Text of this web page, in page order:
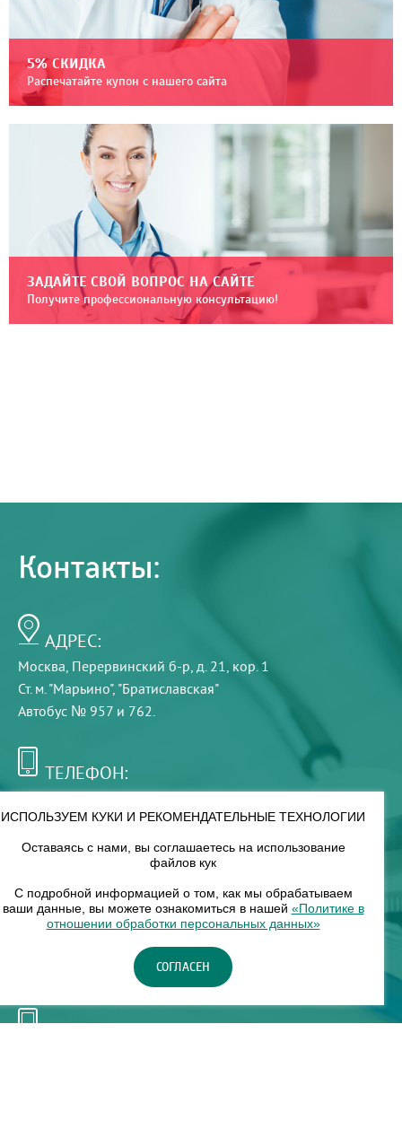
5% СКИДКА
Распечатайте купон с нашего сайта
ЗАДАЙТЕ СВОЙ ВОПРОС НА САЙТЕ
Получите профессиональную консультацию!
Контакты:
АДРЕС:
Москва, Перервинский б-р, д. 21, кор. 1
Ст. м. "Марьино", "Братиславская"
Автобус № 957 и 762.
ТЕЛЕФОН:
РЕЖИМ РАБОТЫ:
8 — 18
НАШ ФИЛИАЛ:
Москва, м. Нагорное, Нагорный б-р, д. 19, кор. 1
ИСПОЛЬЗУЕМ КУКИ И РЕКОМЕНДАТЕЛЬНЫЕ ТЕХНОЛОГИИ
Оставаясь с нами, вы соглашаетесь на использование
файлов кук
С подробной информацией о том, как мы обрабатываем
ваши данные, вы можете ознакомиться в нашей «Политике в
отношении обработки персональных данных»
СОГЛАСЕН